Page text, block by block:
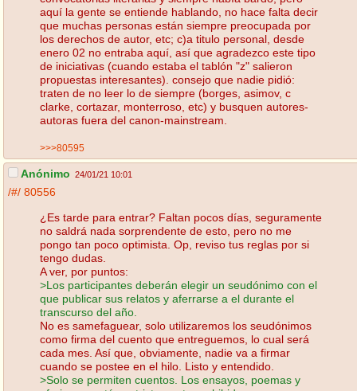
aquí la gente se entiende hablando, no hace falta decir
que muchas personas están siempre preocupada por
los derechos de autor, etc; c)a titulo personal, desde
enero 02 no entraba aquí, así que agradezco este tipo
de iniciativas (cuando estaba el tablón "z" salieron
propuestas interesantes). consejo que nadie pidió:
traten de no leer lo de siempre (borges, asimov, c
clarke, cortazar, monterroso, etc) y busquen autores-
autoras fuera del canon-mainstream.
>>>80595
Anónimo 24/01/21 10:01
/#/ 80556
¿Es tarde para entrar? Faltan pocos días, seguramente
no saldrá nada sorprendente de esto, pero no me
pongo tan poco optimista. Op, reviso tus reglas por si
tengo dudas.
A ver, por puntos:
>Los participantes deberán elegir un seudónimo con el
que publicar sus relatos y aferrarse a el durante el
transcurso del año.
No es samefaguear, solo utilizaremos los seudónimos
como firma del cuento que entreguemos, lo cual será
cada mes. Así que, obviamente, nadie va a firmar
cuando se postee en el hilo. Listo y entendido.
>Solo se permiten cuentos. Los ensayos, poemas y